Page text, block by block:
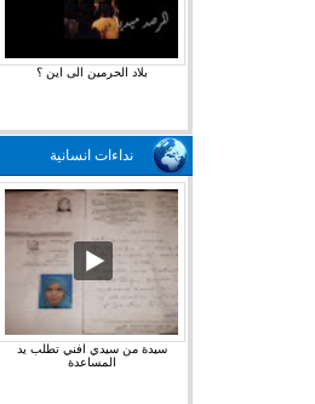
بلاد الحرمين الى اين ؟
نداءات انسانية
سيدة من سيدي افني تطلب يد
المساعدة